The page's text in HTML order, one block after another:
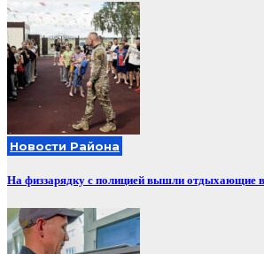
Новости Района
На физзарядку с полицией вышли отдыхающие в